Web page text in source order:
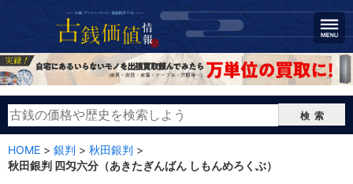
検索
HOME > 銀判 > 秋田銀判 >
秋田銀判 四匁六分（あきたぎんばん しもんめろくぶ）